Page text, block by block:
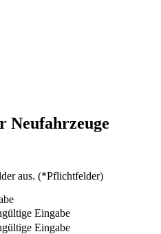
aus. (*Pflichtfelder)
Eingabe
Eingabe